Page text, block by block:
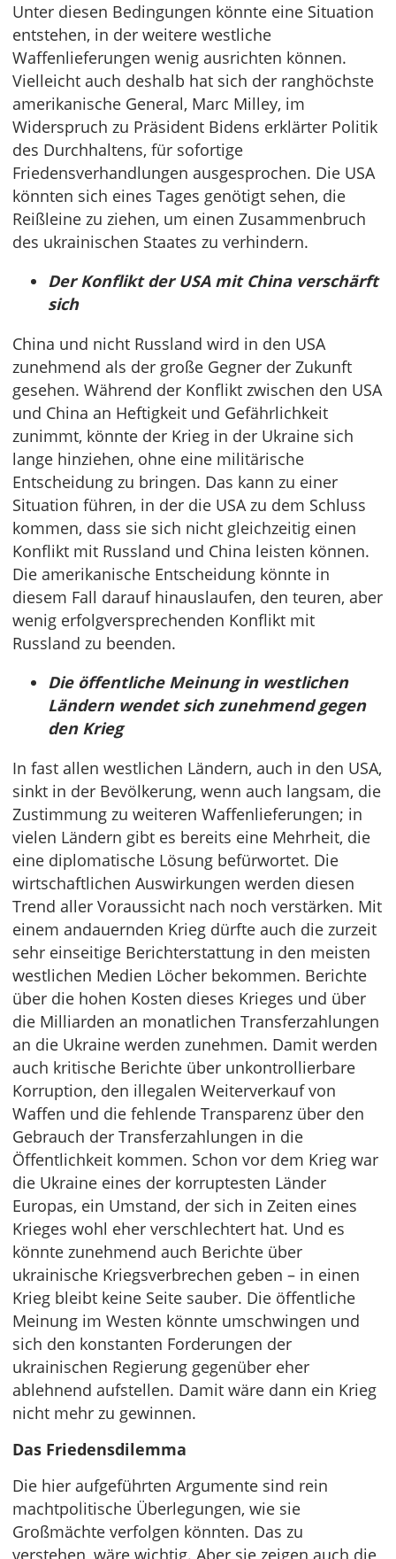
Unter diesen Bedingungen könnte eine Situation
entstehen, in der weitere westliche
Waffenlieferungen wenig ausrichten können.
Vielleicht auch deshalb hat sich der ranghöchste
amerikanische General, Marc Milley, im
Widerspruch zu Präsident Bidens erklärter Politik
des Durchhaltens, für sofortige
Friedensverhandlungen ausgesprochen. Die USA
könnten sich eines Tages genötigt sehen, die
Reißleine zu ziehen, um einen Zusammenbruch
des ukrainischen Staates zu verhindern.
Der Konflikt der USA mit China verschärft
sich
China und nicht Russland wird in den USA
zunehmend als der große Gegner der Zukunft
gesehen. Während der Konflikt zwischen den USA
und China an Heftigkeit und Gefährlichkeit
zunimmt, könnte der Krieg in der Ukraine sich
lange hinziehen, ohne eine militärische
Entscheidung zu bringen. Das kann zu einer
Situation führen, in der die USA zu dem Schluss
kommen, dass sie sich nicht gleichzeitig einen
Konflikt mit Russland und China leisten können.
Die amerikanische Entscheidung könnte in
diesem Fall darauf hinauslaufen, den teuren, aber
wenig erfolgversprechenden Konflikt mit
Russland zu beenden.
Die öffentliche Meinung in westlichen
Ländern wendet sich zunehmend gegen
den Krieg
In fast allen westlichen Ländern, auch in den USA,
sinkt in der Bevölkerung, wenn auch langsam, die
Zustimmung zu weiteren Waffenlieferungen; in
vielen Ländern gibt es bereits eine Mehrheit, die
eine diplomatische Lösung befürwortet. Die
wirtschaftlichen Auswirkungen werden diesen
Trend aller Voraussicht nach noch verstärken. Mit
einem andauernden Krieg dürfte auch die zurzeit
sehr einseitige Berichterstattung in den meisten
westlichen Medien Löcher bekommen. Berichte
über die hohen Kosten dieses Krieges und über
die Milliarden an monatlichen Transferzahlungen
an die Ukraine werden zunehmen. Damit werden
auch kritische Berichte über unkontrollierbare
Korruption, den illegalen Weiterverkauf von
Waffen und die fehlende Transparenz über den
Gebrauch der Transferzahlungen in die
Öffentlichkeit kommen. Schon vor dem Krieg war
die Ukraine eines der korruptesten Länder
Europas, ein Umstand, der sich in Zeiten eines
Krieges wohl eher verschlechtert hat. Und es
könnte zunehmend auch Berichte über
ukrainische Kriegsverbrechen geben – in einen
Krieg bleibt keine Seite sauber. Die öffentliche
Meinung im Westen könnte umschwingen und
sich den konstanten Forderungen der
ukrainischen Regierung gegenüber eher
ablehnend aufstellen. Damit wäre dann ein Krieg
nicht mehr zu gewinnen.
Das Friedensdilemma
Die hier aufgeführten Argumente sind rein
machtpolitische Überlegungen, wie sie
Großmächte verfolgen könnten. Das zu
verstehen, wäre wichtig. Aber sie zeigen auch die